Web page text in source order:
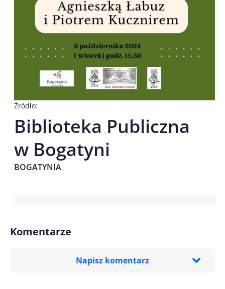
Źródło:
Biblioteka Publiczna
w Bogatyni
BOGATYNIA
Komentarze
Napisz komentarz